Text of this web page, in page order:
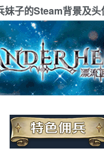
子的Steam背景及头